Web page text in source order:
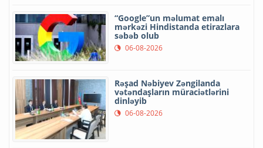
“Google”un məlumat emalı
mərkəzi Hindistanda etirazlara
səbəb olub
06-08-2026
Rəşad Nəbiyev Zəngilanda
vətəndaşların müraciətlərini
dinləyib
06-08-2026